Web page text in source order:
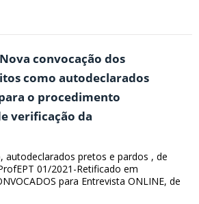
convocação dos
como autodeclarados
o procedimento
verificação da
autodeclarados pretos e pardos , de
01/2021-Retificado em
para Entrevista ONLINE, de